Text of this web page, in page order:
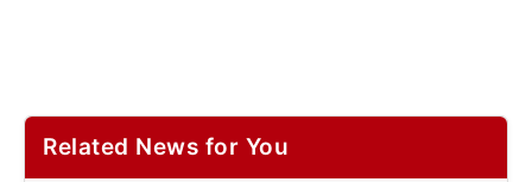
Related News for You